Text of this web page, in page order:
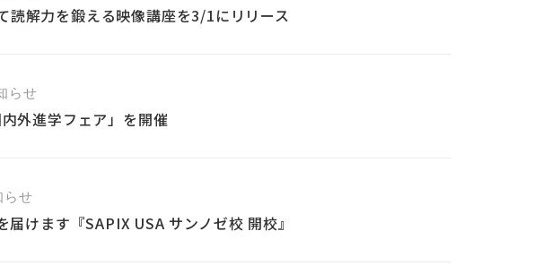
読解力を鍛える映像講座を3/1にリリース
らせ
外進学フェア」を開催
らせ
けます『SAPIX USA サンノゼ校 開校』